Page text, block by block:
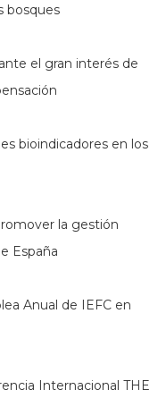
bosques
el gran interés de
bioindicadores en los
la gestión
España
Anual de IEFC en
Internacional THE